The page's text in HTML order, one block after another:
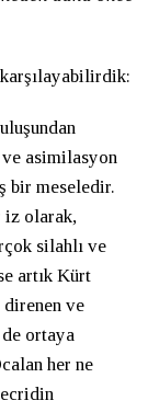
asimilasyon
bir meseledir.
iz olarak,
silahlı ve
artık Kürt
direnen ve
ortaya
her ne